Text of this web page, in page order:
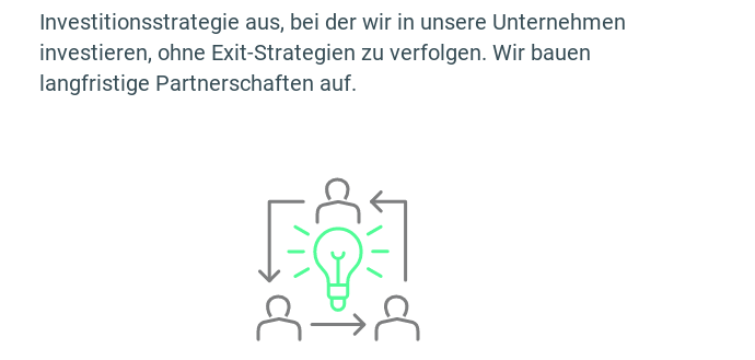
Investitionsstrategie aus, bei der wir in unsere Unternehmen
investieren, ohne Exit-Strategien zu verfolgen. Wir bauen
langfristige Partnerschaften auf.